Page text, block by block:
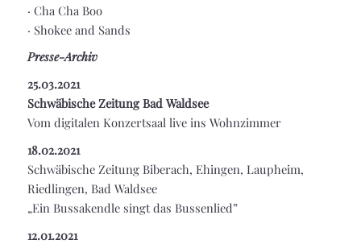
· Cha Cha Boo
· Shokee and Sands
Presse-Archiv
25.03.2021
Schwäbische Zeitung Bad Waldsee
Vom digitalen Konzertsaal live ins Wohnzimmer
18.02.2021
Schwäbische Zeitung Biberach, Ehingen, Laupheim,
Riedlingen, Bad Waldsee
„Ein Bussakendle singt das Bussenlied”
12.01.2021